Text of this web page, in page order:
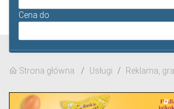
Cena do
Strona główna Usługi Reklama,